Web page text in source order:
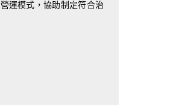
運模式，協助制定符合治